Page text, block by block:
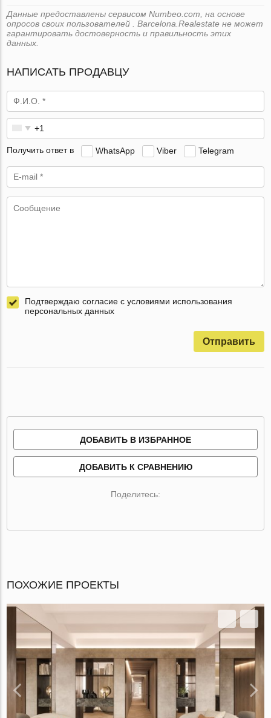
Данные предоставлены сервисом Numbeo.com, на основе
опросов своих пользователей . Barcelona.Realestate не может
гарантировать достоверность и правильность этих
данных.
НАПИСАТЬ ПРОДАВЦУ
Получить ответ в WhatsApp Viber Telegram
Подтверждаю согласие с условиями использования
персональных данных
Отправить
ДОБАВИТЬ В ИЗБРАННОЕ
ДОБАВИТЬ К СРАВНЕНИЮ
Поделитесь:
ПОХОЖИЕ ПРОЕКТЫ